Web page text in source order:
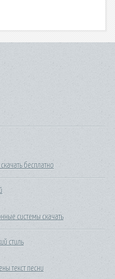
бесплатно
системы скачать
стиль
текст песни